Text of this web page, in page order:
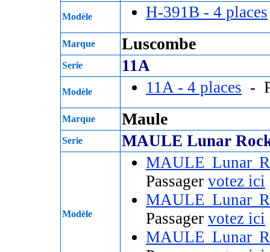
Modèle H-391B - 4 places
Marque Luscombe
Serie 11A
Modèle 11A - 4 places -
Marque Maule
Serie MAULE Lunar
Modèle
MAULE Lunar
Passager votez ici
MAULE Lunar
Passager votez ici
MAULE Lunar